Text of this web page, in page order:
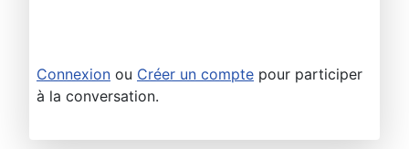
Connexion ou Créer un compte pour participer
à la conversation.